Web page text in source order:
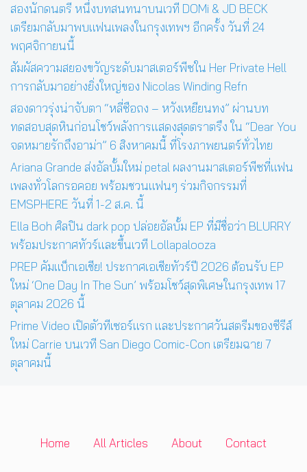
สองนักดนตรี หนึ่งบทสนทนาบนเวที DOMi & JD BECK
เตรียมกลับมาพบแฟนเพลงในกรุงเทพฯ อีกครั้ง วันที่ 24
พฤศจิกายนนี้
สัมผัสความสยองขวัญระดับมาสเตอร์พีซใน Her Private Hell
การกลับมาอย่างยิ่งใหญ่ของ Nicolas Winding Refn
สองดาวรุ่งน่าจับตา “หลี่ซือถง – หวังเหยียนทง” ผ่านบท
ทดสอบสุดหินก่อนโชว์พลังการแสดงสุดตราตรึง ใน “Dear You
จดหมายรักถึงอาม่า” 6 สิงหาคมนี้ ที่โรงภาพยนตร์ทั่วไทย
Ariana Grande ส่งอัลบั้มใหม่ petal ผลงานมาสเตอร์พีซที่แฟน
เพลงทั่วโลกรอคอย พร้อมชวนแฟนๆ ร่วมกิจกรรมที่
EMSPHERE วันที่ 1-2 ส.ค. นี้
Ella Boh ศิลปิน dark pop ปล่อยอัลบั้ม EP ที่มีชื่อว่า BLURRY
พร้อมประกาศทัวร์และขึ้นเวที Lollapalooza
PREP คัมแบ็กเอเชีย! ประกาศเอเชียทัวร์ปี 2026 ต้อนรับ EP
ใหม่ ‘One Day In The Sun’ พร้อมโชว์สุดพิเศษในกรุงเทพ 17
ตุลาคม 2026 นี้
Prime Video เปิดตัวทีเซอร์แรก และประกาศวันสตรีมของซีรีส์
ใหม่ Carrie บนเวที San Diego Comic-Con เตรียมฉาย 7
ตุลาคมนี้
Home All Articles About Contact